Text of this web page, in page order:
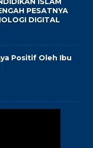
PESATNYA
DIGITAL
Positif Oleh Ibu